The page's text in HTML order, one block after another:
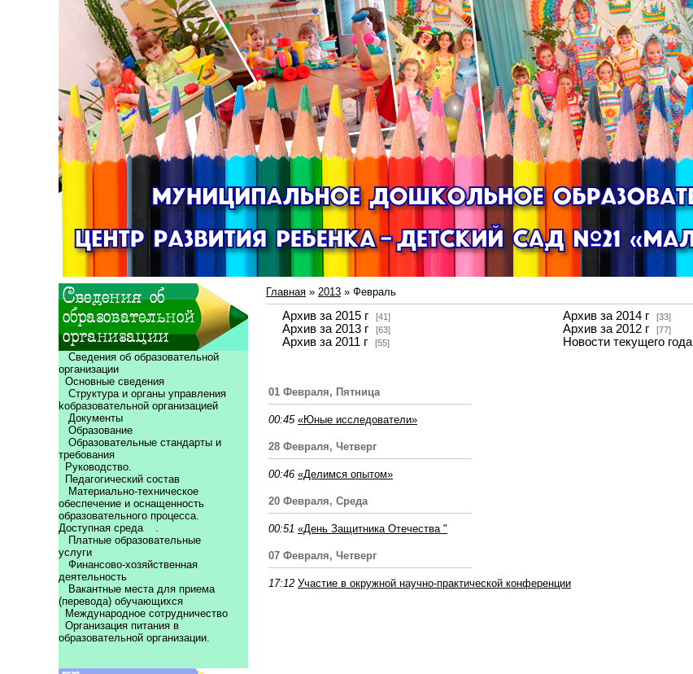
Сведения об образовательной
организации
Основные сведения
Структура и органы управления
kобразовательной организацией
Документы
Образование
Образовательные стандарты и
требования
Руководство.
Педагогический состав
Материально-техническое
обеспечение и оснащенность
образовательного процесса.
Доступная среда
.
Платные образовательные
услуги
Финансово-хозяйственная
деятельность
Вакантные места для приема
(перевода) обучающихся
Международное сотрудничество
Организация питания в
образовательной организации.
Главная » 2013 » Февраль
Архив за 2015 г [41] Архив за 2014 г [33]
Архив за 2013 г [63] Архив за 2012 г [77]
Архив за 2011 г [55] Новости текущего года
01 Февраля, Пятница
00:45 «Юные исследователи»
28 Февраля, Четверг
00:46 «Делимся опытом»
20 Февраля, Среда
00:51 «День Защитника Отечества "
07 Февраля, Четверг
17:12 Участие в окружной научно-практической конференции